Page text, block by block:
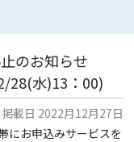
のお知らせ
28(水)13：00)
掲載日 2022月12月27日
にお申込みサービスを